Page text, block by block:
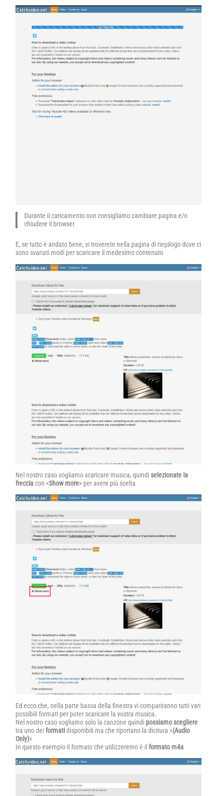
Durante il caricamento non consigliamo cambiare pagina e/o
chiudere il browser
E, se tutto è andato bene, vi troverete nella pagina di riepilogo dove ci
sono svariati modi per scaricare il medesimo contenuto
Nel nostro caso vogliamo scaricare musica, quindiselezionate la
frecciacon <Show more> per avere più scelta
Ed ecco che, nella parte bassa della finestra vi compariranno tutti vari
possibili formati per poter scaricare la vostra musica.
Nel nostro caso vogliamo solo la canzone quindi possiamo scegliere
tra uno deiformatidisponibili ma che riportano la dicitura <(Audio
Only)>
In questo esempio il formato che utilizzeremo è il formato m4a